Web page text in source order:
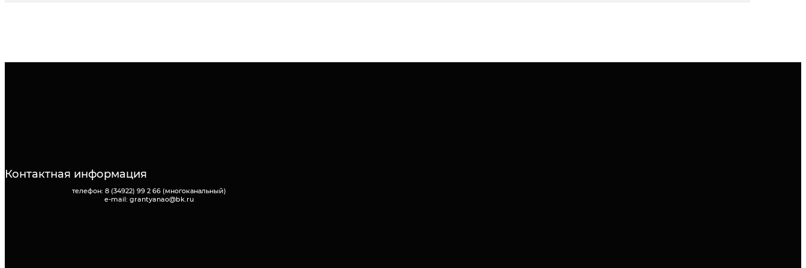
Контактная информация
телефон: 8 (34922) 99 2 66 (многоканальный)
e-mail: grantyanao@bk.ru